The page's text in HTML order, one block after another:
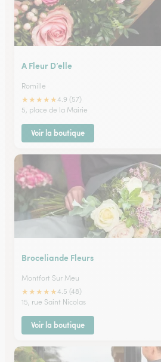
A Fleur D’elle
Romille
★★★★★4.9 (57)
5, place de la Mairie
Voir la boutique
Broceliande Fleurs
Montfort Sur Meu
★★★★★4.5 (48)
15, rue Saint Nicolas
Voir la boutique